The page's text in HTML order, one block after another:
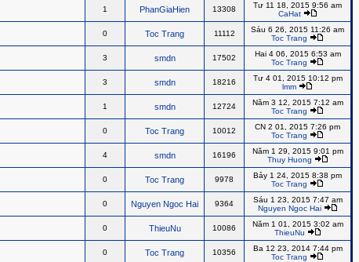
1 PhanGiaHien 13308
Tư 11 18, 2015 9:56 am
CaHat
0 Toc Trang 11112
Sáu 6 26, 2015 11:26 am
Toc Trang
3 smdn 17502
Hai 4 06, 2015 6:53 am
Toc Trang
3 smdn 18216
Tư 4 01, 2015 10:12 pm
lmm
1 smdn 12724
Năm 3 12, 2015 7:12 am
Toc Trang
0 Toc Trang 10012
CN 2 01, 2015 7:26 pm
Toc Trang
4 smdn 16196
Năm 1 29, 2015 9:01 pm
Thuy Huong
0 Toc Trang 9978
Bảy 1 24, 2015 8:38 pm
Toc Trang
0 Nguyen Ngoc Hai 9364
Sáu 1 23, 2015 7:47 am
Nguyen Ngoc Hai
0 ThieuNu 10086
Năm 1 01, 2015 3:02 am
ThieuNu
0 Toc Trang 10356
Ba 12 23, 2014 7:44 pm
Toc Trang